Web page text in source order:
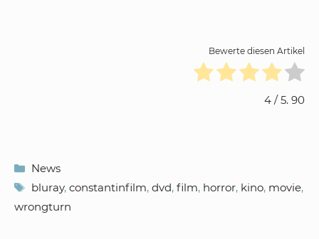
Bewerte diesen Artikel
4 / 5. 90
Kategorien
News
Schlagwörter
bluray, constantinfilm, dvd, film, horror, kino, movie,
wrongturn